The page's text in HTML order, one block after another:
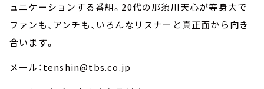
ュニケーションする番組。20代の那須川天心が等身大で
ファンも、アンチも、いろんなリスナーと真正面から向き
合います。
メール：tenshin@tbs.co.jp